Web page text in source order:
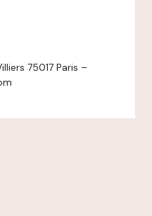
75017 Paris –